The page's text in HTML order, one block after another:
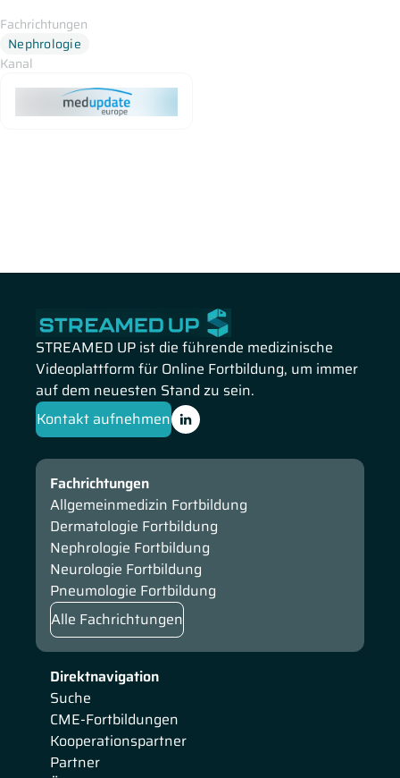
Fachrichtungen
Nephrologie
Kanal
STREAMED UP ist die führende medizinische
Videoplattform für Online Fortbildung, um immer
auf dem neuesten Stand zu sein.
Kontakt aufnehmen
Direktnavigation
Suche
CME-Fortbildungen
Kooperationspartner
Partner
Fachrichtungen
Allgemeinmedizin Fortbildung
Dermatologie Fortbildung
Nephrologie Fortbildung
Neurologie Fortbildung
Pneumologie Fortbildung
Alle Fachrichtungen